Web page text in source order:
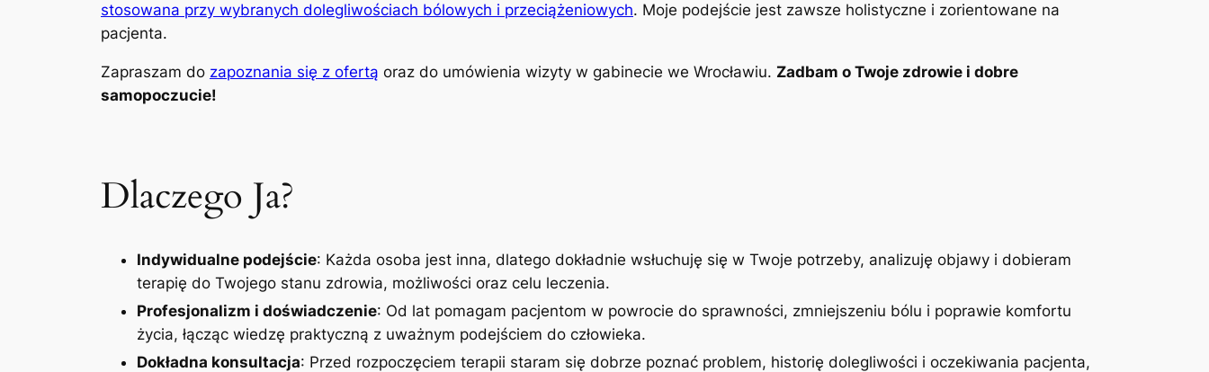
stosowana przy wybranych dolegliwościach bólowych i przeciążeniowych. Moje podejście jest zawsze holistyczne i zorientowane na
pacjenta.
Zapraszam do zapoznania się z ofertą oraz do umówienia wizyty w gabinecie we Wrocławiu. Zadbam o Twoje zdrowie i dobre
samopoczucie!
Dlaczego Ja?
Indywidualne podejście: Każda osoba jest inna, dlatego dokładnie wsłuchuję się w Twoje potrzeby, analizuję objawy i dobieram
terapię do Twojego stanu zdrowia, możliwości oraz celu leczenia.
Profesjonalizm i doświadczenie: Od lat pomagam pacjentom w powrocie do sprawności, zmniejszeniu bólu i poprawie komfortu
życia, łącząc wiedzę praktyczną z uważnym podejściem do człowieka.
Dokładna konsultacja: Przed rozpoczęciem terapii staram się dobrze poznać problem, historię dolegliwości i oczekiwania pacjenta,